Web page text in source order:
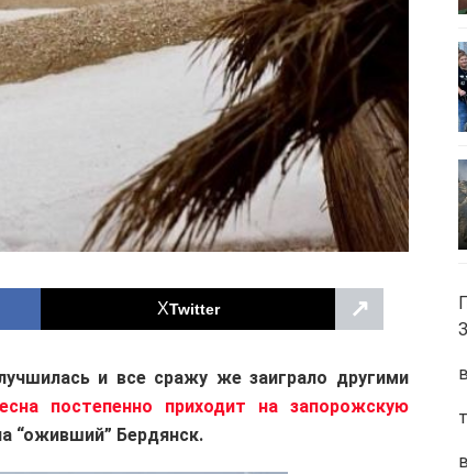
Twitter ↗
и все сражу же заиграло другими
постепенно приходит на запорожскую
“оживший” Бердянск.